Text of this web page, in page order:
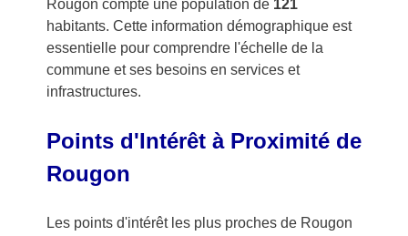
Rougon compte une population de 121
habitants. Cette information démographique est
essentielle pour comprendre l'échelle de la
commune et ses besoins en services et
infrastructures.
Points d'Intérêt à Proximité de
Rougon
Les points d'intérêt les plus proches de Rougon